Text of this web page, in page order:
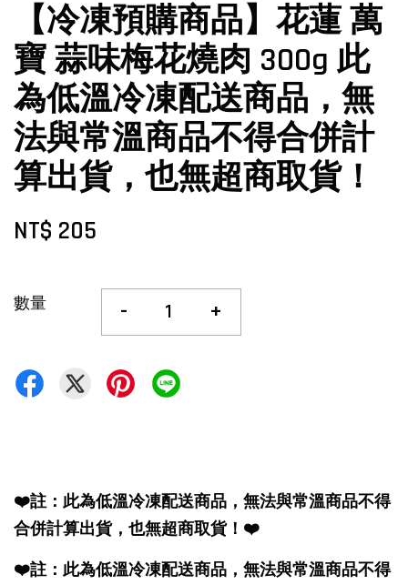
【冷凍預購商品】花蓮 萬
寶 蒜味梅花燒肉 300g 此
為低溫冷凍配送商品，無
法與常溫商品不得合併計
算出貨，也無超商取貨！
NT$ 205
數量 - +
❤️註：此為低溫冷凍配送商品，無法與常溫商品不得
合併計算出貨，也無超商取貨！❤️
❤️註：此為低溫冷凍配送商品，無法與常溫商品不得